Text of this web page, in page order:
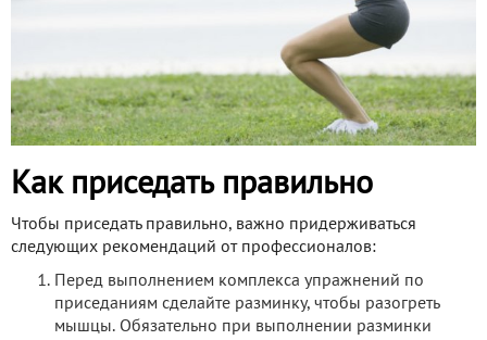
Как приседать правильно
Чтобы приседать правильно, важно придерживаться
следующих рекомендаций от профессионалов:
Перед выполнением комплекса упражнений по
приседаниям сделайте разминку, чтобы разогреть
мышцы. Обязательно при выполнении разминки